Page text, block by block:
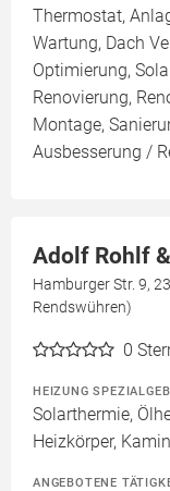
Thermostat,
Wartung, Dach
Optimierung,
Renovierung,
Montage,
Ausbesserung /
Adolf Rohlf
Hamburger Str. 9,
Rendswühren)
0
HEIZUNG
Solarthermie,
Heizkörper,
ANGEBOTENE